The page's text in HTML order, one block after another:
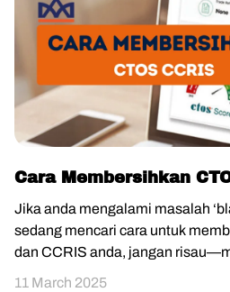
Cara Membersihkan
11 March 2025
Jika anda mengalami masalah
sedang mencari cara untuk
dan CCRIS anda, jangan